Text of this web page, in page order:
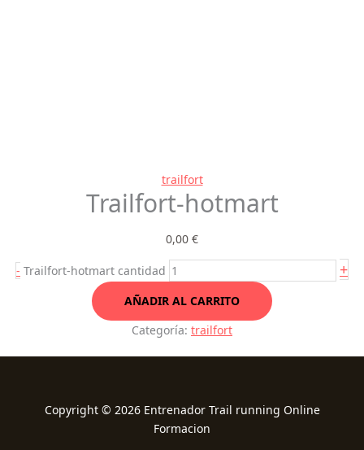
trailfort
Trailfort-hotmart
0,00 €
- Trailfort-hotmart cantidad +
AÑADIR AL CARRITO
Categoría: trailfort
Copyright © 2026 Entrenador Trail running Online
Formacion